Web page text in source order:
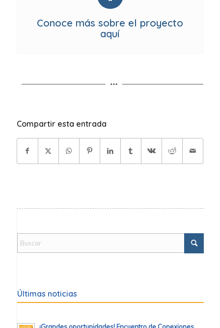
Conoce más sobre el proyecto
aquí
Compartir esta entrada
Últimas noticias